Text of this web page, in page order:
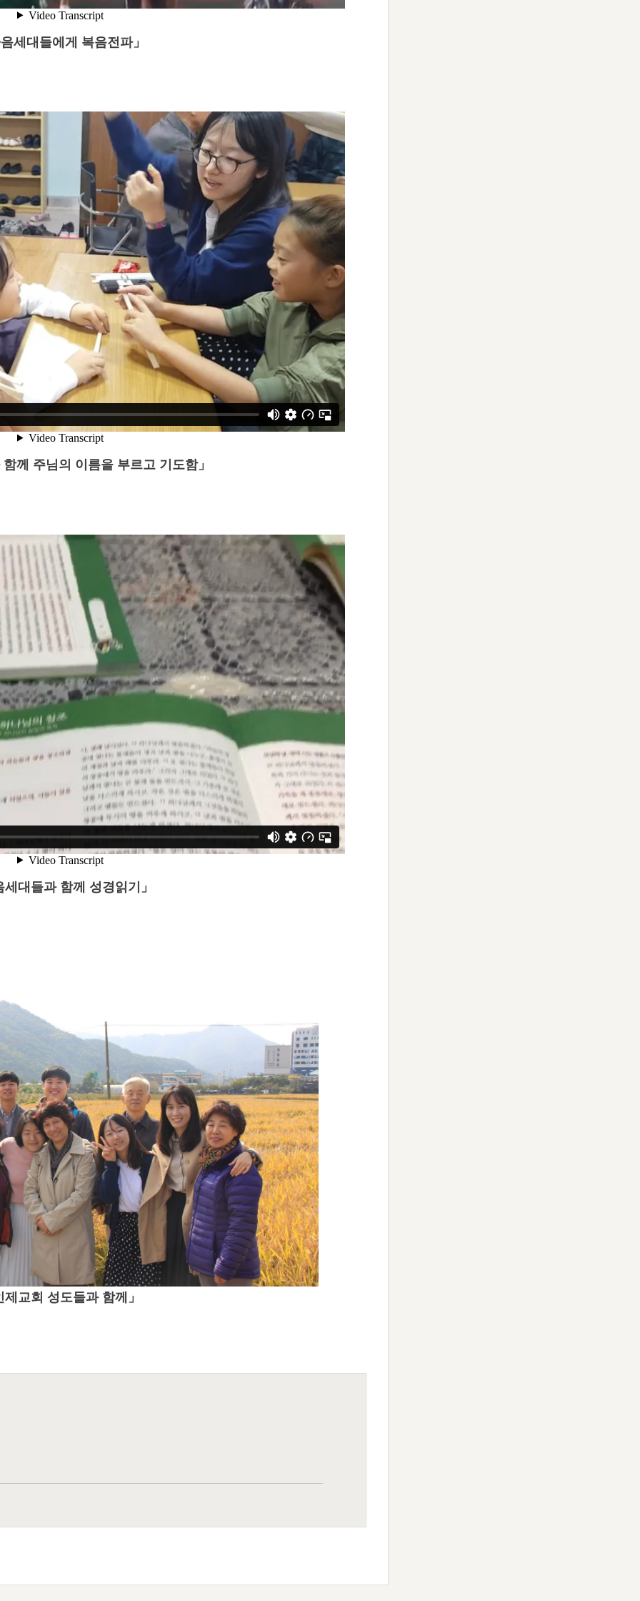
세대들에게 복음전파」
께 주님의 이름을 부르고 기도함」
세대들과 함께 성경읽기」
제교회 성도들과 함께」